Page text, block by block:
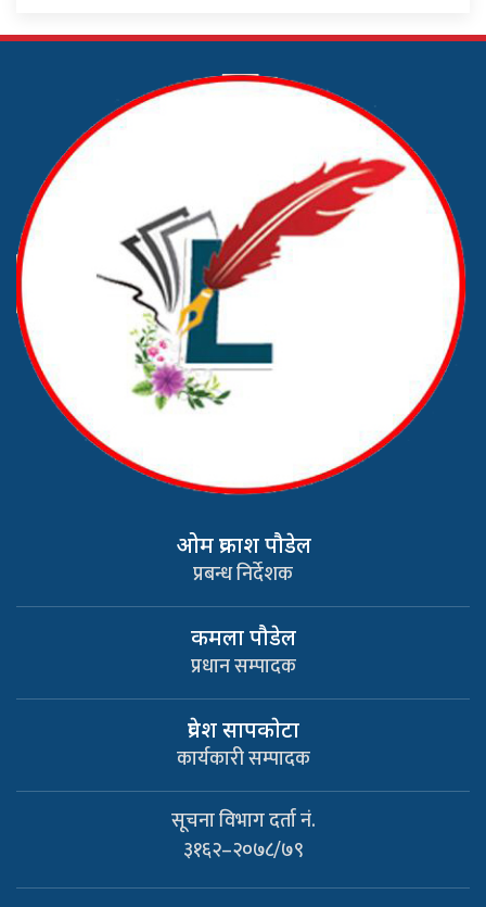
ओम प्रकाश पौडेल
प्रबन्ध निर्देशक
कमला पौडेल
प्रधान सम्पादक
प्रवेश सापकाेटा
कार्यकारी सम्पादक
सूचना विभाग दर्ता नं.
३१६२–२०७८/७९